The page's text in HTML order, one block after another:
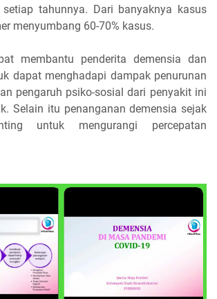
tahunnya. Dari banyaknya kasus
menyumbang 60-70% kasus.
membantu penderita demensia dan
dapat menghadapi dampak penurunan
pengaruh psiko-sosial dari penyakit ini
Selain itu penanganan demensia sejak
untuk mengurangi percepatan